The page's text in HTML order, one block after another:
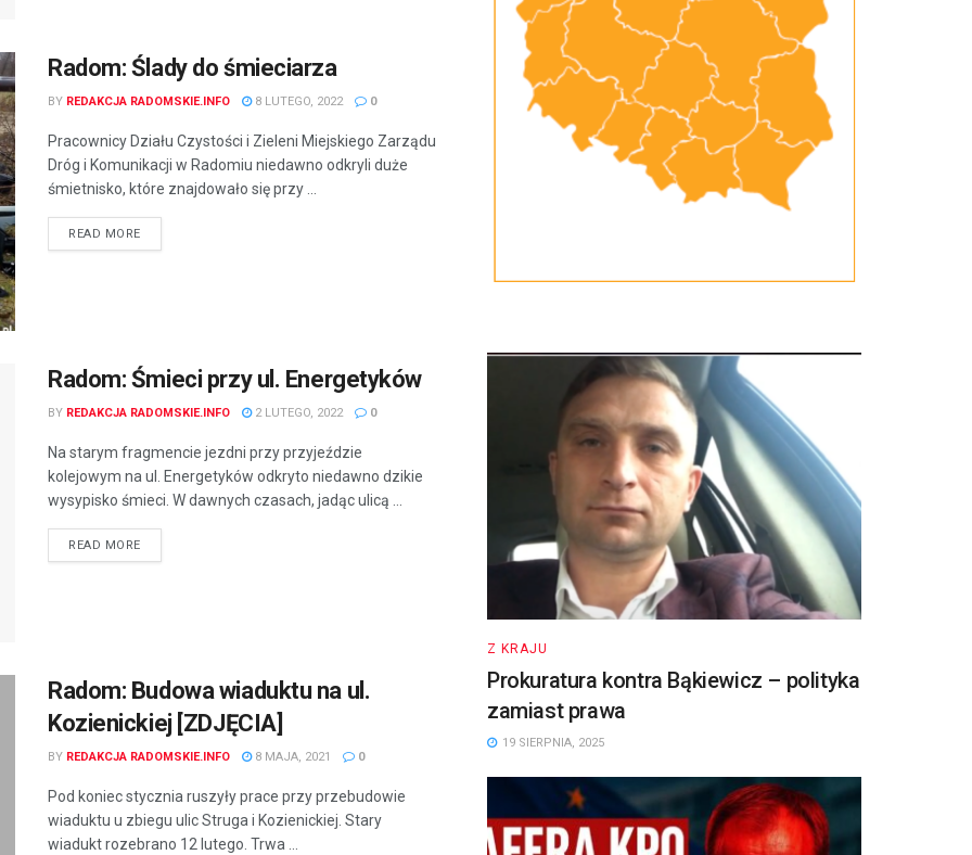
Radom: Ślady do śmieciarza
BY REDAKCJA RADOMSKIE.INFO 8 LUTEGO, 2022 0
Pracownicy Działu Czystości i Zieleni Miejskiego Zarządu
Dróg i Komunikacji w Radomiu niedawno odkryli duże
śmietnisko, które znajdowało się przy ...
READ MORE
Radom: Śmieci przy ul. Energetyków
BY REDAKCJA RADOMSKIE.INFO 2 LUTEGO, 2022 0
Na starym fragmencie jezdni przy przyjeździe
kolejowym na ul. Energetyków odkryto niedawno dzikie
wysypisko śmieci. W dawnych czasach, jadąc ulicą ...
READ MORE
Radom: Budowa wiaduktu na ul.
Kozienickiej [ZDJĘCIA]
BY REDAKCJA RADOMSKIE.INFO 8 MAJA, 2021 0
Pod koniec stycznia ruszyły prace przy przebudowie
wiaduktu u zbiegu ulic Struga i Kozienickiej. Stary
wiadukt rozebrano 12 lutego. Trwa ...
Z KRAJU
Prokuratura kontra Bąkiewicz – polityka
zamiast prawa
19 SIERPNIA, 2025